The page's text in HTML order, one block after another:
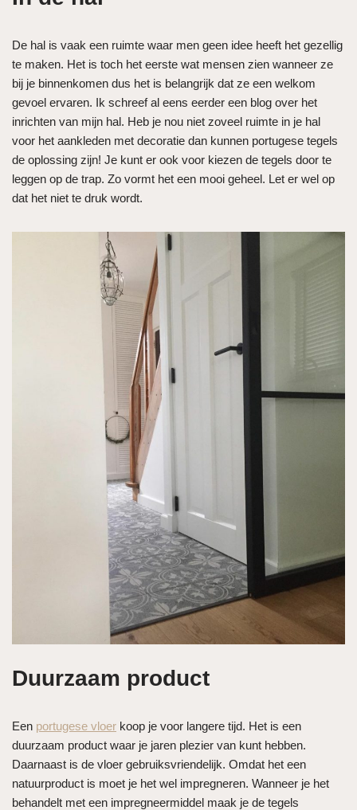
De hal is vaak een ruimte waar men geen idee heeft het gezellig
te maken. Het is toch het eerste wat mensen zien wanneer ze
bij je binnenkomen dus het is belangrijk dat ze een welkom
gevoel ervaren. Ik schreef al eens eerder een blog over het
inrichten van mijn hal. Heb je nou niet zoveel ruimte in je hal
voor het aankleden met decoratie dan kunnen portugese tegels
de oplossing zijn! Je kunt er ook voor kiezen de tegels door te
leggen op de trap. Zo vormt het een mooi geheel. Let er wel op
dat het niet te druk wordt.
Duurzaam product
Een portugese vloer koop je voor langere tijd. Het is een
duurzaam product waar je jaren plezier van kunt hebben.
Daarnaast is de vloer gebruiksvriendelijk. Omdat het een
natuurproduct is moet je het wel impregneren. Wanneer je het
behandelt met een impregneermiddel maak je de tegels